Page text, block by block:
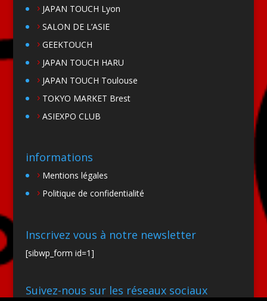
JAPAN TOUCH Lyon
SALON DE L’ASIE
GEEKTOUCH
JAPAN TOUCH HARU
JAPAN TOUCH Toulouse
TOKYO MARKET Brest
ASIEXPO CLUB
informations
Mentions légales
Politique de confidentialité
Inscrivez vous à notre newsletter
[sibwp_form id=1]
Suivez-nous sur les réseaux sociaux